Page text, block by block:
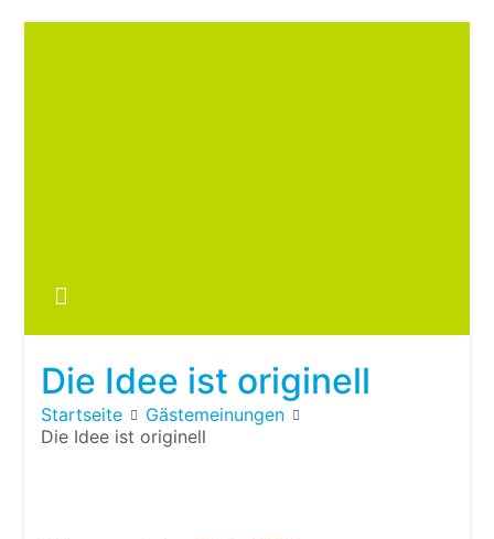
Die Idee ist originell
Startseite
Gästemeinungen
Die Idee ist originell